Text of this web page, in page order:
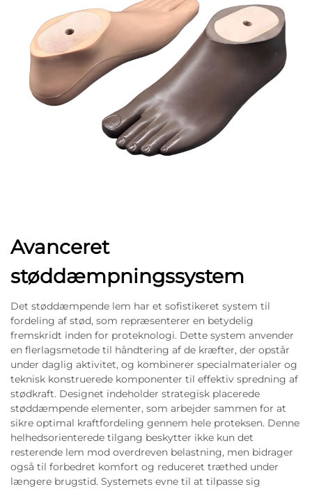
Avanceret
støddæmpningssystem
Det støddæmpende lem har et sofistikeret system til
fordeling af stød, som repræsenterer en betydelig
fremskridt inden for proteknologi. Dette system anvender
en flerlagsmetode til håndtering af de kræfter, der opstår
under daglig aktivitet, og kombinerer specialmaterialer og
teknisk konstruerede komponenter til effektiv spredning af
stødkraft. Designet indeholder strategisk placerede
støddæmpende elementer, som arbejder sammen for at
sikre optimal kraftfordeling gennem hele proteksen. Denne
helhedsorienterede tilgang beskytter ikke kun det
resterende lem mod overdreven belastning, men bidrager
også til forbedret komfort og reduceret træthed under
længere brugstid. Systemets evne til at tilpasse sig